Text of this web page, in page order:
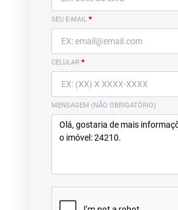
SEU E-MAIL *
CELULAR *
MENSAGEM (NÃO OBRIGATÓRIO)